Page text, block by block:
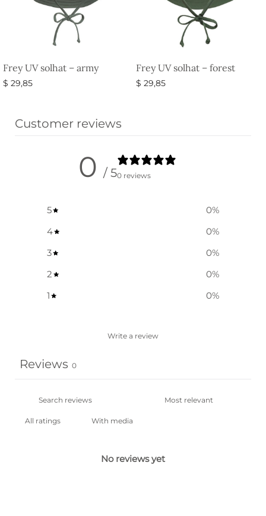
Frey UV solhat – army
$ 29,85
Frey UV solhat – forest
$ 29,85
Customer reviews
0 / 50 reviews
5 0%
4
0%
3
0%
2
0%
1
0%
Write a review
Reviews 0
With media
No reviews yet